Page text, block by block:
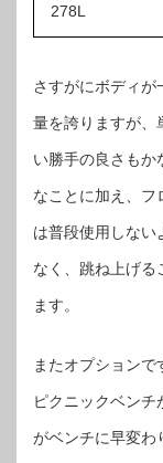
278L
さすがにボディが
量を誇りますが、
い勝手の良さもか
なことに加え、フ
は普段使用しない
なく、跳ね上げる
ます。
またオプション
ピクニックベンチ
がベンチに早変わ